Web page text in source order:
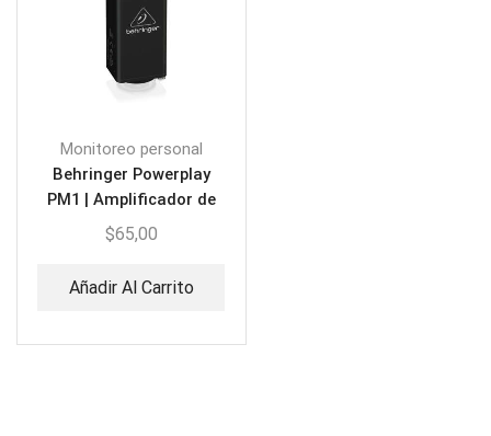
Monitoreo personal
Behringer Powerplay
PM1 | Amplificador de
Audífonos
$65,00
Añadir Al Carrito